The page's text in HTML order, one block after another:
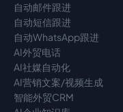
自动邮件跟进
自动短信跟进
自动WhatsApp跟进
AI外贸电话
AI社媒自动化
AI营销文案/视频生成
智能外贸CRM